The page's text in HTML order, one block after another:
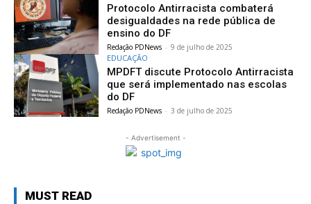
Protocolo Antirracista combaterá
desigualdades na rede pública de
ensino do DF
Redação PDNews - 9 de julho de 2025
EDUCAÇÃO
MPDFT discute Protocolo Antirracista
que será implementado nas escolas
do DF
Redação PDNews - 3 de julho de 2025
- Advertisement -
MUST READ